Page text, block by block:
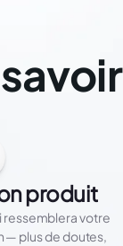
produit
ressemblera votre
— plus de doutes,